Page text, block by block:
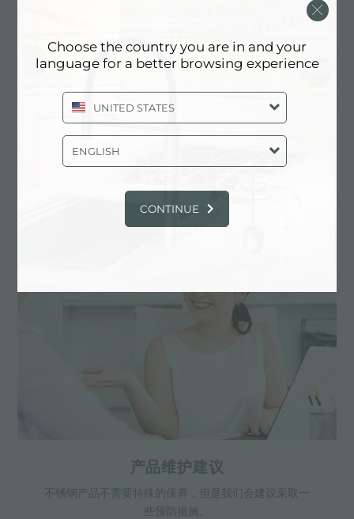
实现定制化是Foster产品的独特元素。
产品维护建议
不锈钢产品不需要特殊的保养，但是我们会建议采取一
些预防措施。
Choose the country you are in and your
language for a better browsing experience
UNITED STATES
ENGLISH
CONTINUE